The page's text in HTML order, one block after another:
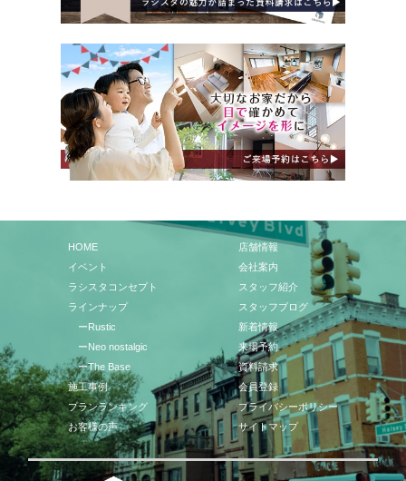
HOME
イベント
ラシスタコンセプト
ラインナップ
ーRustic
ーNeo nostalgic
ーThe Base
施工事例
プランランキング
お客様の声
店舗情報
会社案内
スタッフ紹介
スタッフブログ
新着情報
来場予約
資料請求
会員登録
プライバシーポリシー
サイトマップ